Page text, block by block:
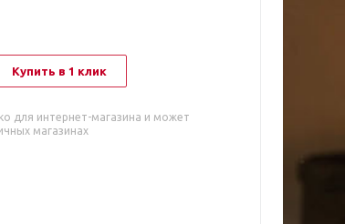
Купить в 1 клик
для интернет-магазина и может
магазинах